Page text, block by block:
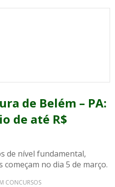
de Belém – PA:
de até R$
de nível fundamental,
no dia 5 de março.
CONCURSOS